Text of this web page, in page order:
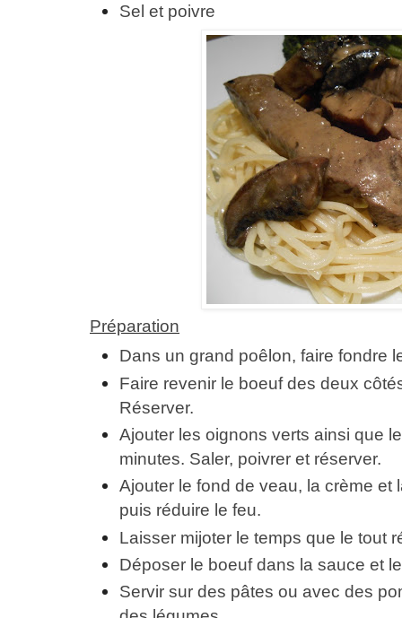
Sel et poivre
Préparation
Dans un grand poêlon, faire fondre
Faire revenir le boeuf des deux
Réserver.
Ajouter les oignons verts ainsi que
minutes. Saler, poivrer et réserver.
Ajouter le fond de veau, la crème et
puis réduire le feu.
Laisser mijoter le temps que le tout
Déposer le boeuf dans la sauce et
Servir sur des pâtes ou avec des